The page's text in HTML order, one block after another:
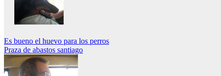
Navegación
de
entradas
Es bueno el huevo para los perros
Praza de abastos santiago